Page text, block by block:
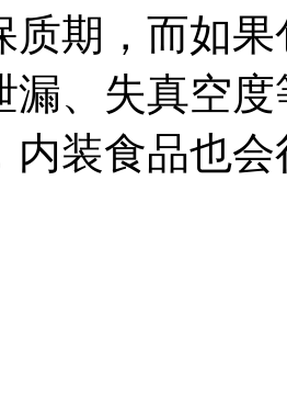
质期，而如
漏、失真空
内装食品也